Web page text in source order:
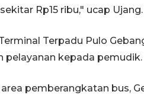
Rp15 ribu," ucap Ujang.
Terpadu Pulo
kepada pemudik.
pemberangkatan bus,